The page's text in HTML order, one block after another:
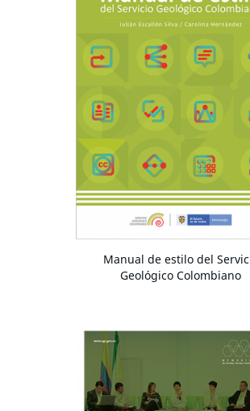
Manual de estilo del
Geológico Colombiano